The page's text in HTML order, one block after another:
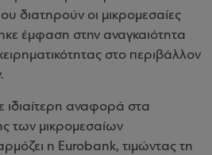
διατηρούν οι μικρομεσαίες
έμφαση στην αναγκαιότητα
στο περιβάλλον
ιδιαίτερη αναφορά στα
των μικρομεσαίων
η Eurobank, τιμώντας τη